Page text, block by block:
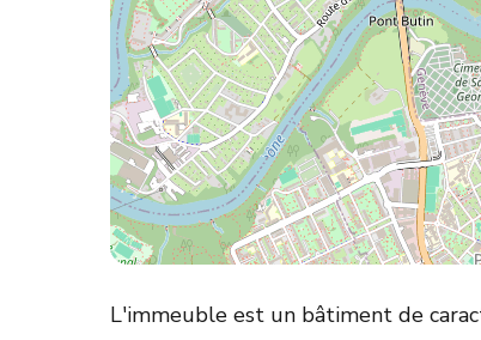
L'immeuble est un bâtiment de